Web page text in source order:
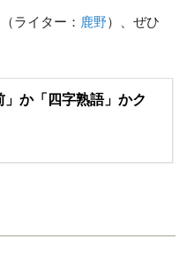
ライター： 鹿野）、ぜひ
」か「四字熟語」かク